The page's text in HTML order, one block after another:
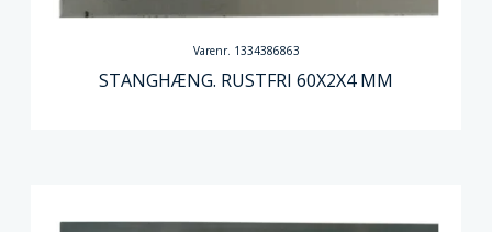
Varenr. 1334386863
STANGHÆNG. RUSTFRI 60X2X4 MM